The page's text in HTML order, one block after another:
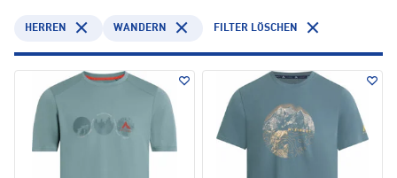
HERREN WANDERN FILTER LÖSCHEN